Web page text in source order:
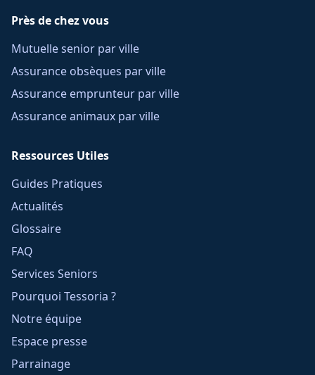
Près de chez vous
Mutuelle senior par ville
Assurance obsèques par ville
Assurance emprunteur par ville
Assurance animaux par ville
Ressources Utiles
Guides Pratiques
Actualités
Glossaire
FAQ
Services Seniors
Pourquoi Tessoria ?
Notre équipe
Espace presse
Parrainage